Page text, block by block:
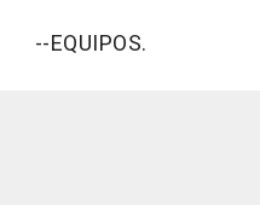
--EQUIPOS.